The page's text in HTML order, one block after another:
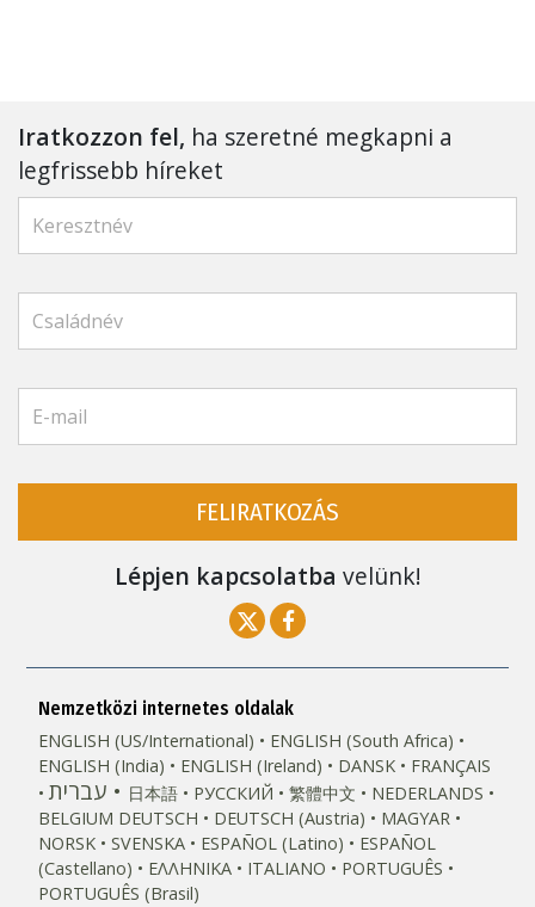
Iratkozzon fel, ha szeretné megkapni a
legfrissebb híreket
FELIRATKOZÁS
Lépjen kapcsolatba velünk!
Nemzetközi internetes oldalak
ENGLISH (US/International)
ENGLISH (South Africa)
ENGLISH (India)
ENGLISH (Ireland) DANSK FRANÇAIS
עברית 日本語 РУССКИЙ 繁體中文
NEDERLANDS
BELGIUM DEUTSCH DEUTSCH (Austria)
MAGYAR
NORSK
SVENSKA ESPAÑOL (Latino)
ESPAÑOL
(Castellano)
ΕΛΛΗΝΙΚA ITALIANO
PORTUGUÊS
PORTUGUÊS (Brasil)‎